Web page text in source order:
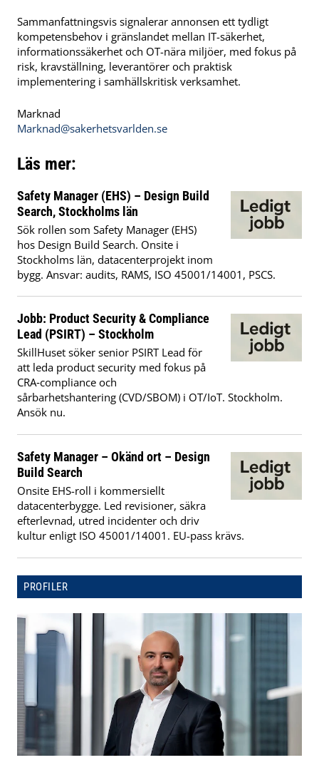
Sammanfattningsvis signalerar annonsen ett tydligt
kompetensbehov i gränslandet mellan IT-säkerhet,
informationssäkerhet och OT-nära miljöer, med fokus på
risk, kravställning, leverantörer och praktisk
implementering i samhällskritisk verksamhet.
Marknad
Marknad@sakerhetsvarlden.se
Läs mer:
Safety Manager (EHS) – Design Build
Search, Stockholms län
Sök rollen som Safety Manager (EHS)
hos Design Build Search. Onsite i
Stockholms län, datacenterprojekt inom
bygg. Ansvar: audits, RAMS, ISO 45001/14001, PSCS.
Jobb: Product Security & Compliance
Lead (PSIRT) – Stockholm
SkillHuset söker senior PSIRT Lead för
att leda product security med fokus på
CRA‑compliance och
sårbarhetshantering (CVD/SBOM) i OT/IoT. Stockholm.
Ansök nu.
Safety Manager – Okänd ort – Design
Build Search
Onsite EHS-roll i kommersiellt
datacenterbygge. Led revisioner, säkra
efterlevnad, utred incidenter och driv
kultur enligt ISO 45001/14001. EU-pass krävs.
PROFILER